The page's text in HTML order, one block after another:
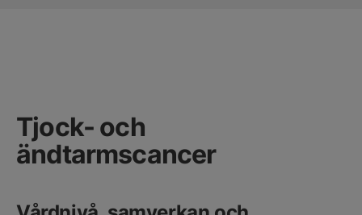
Tjock- och
ändtarmscancer